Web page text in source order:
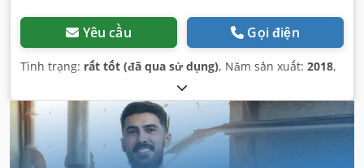
Yêu cầu Gọi điện
Tình trạng: rất tốt (đã qua sử dụng), Năm sản xuất: 2018,